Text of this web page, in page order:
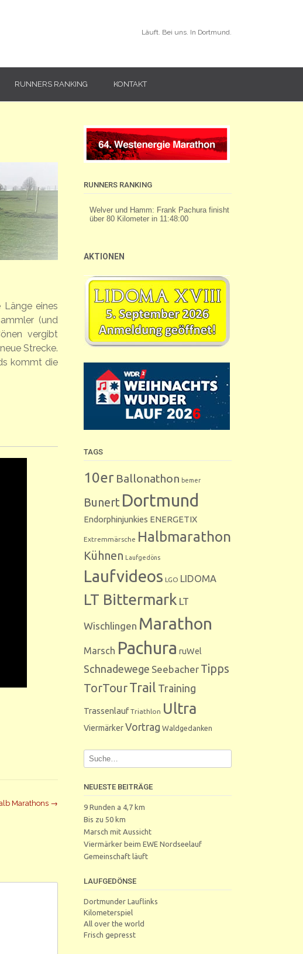
Läuft. Bei uns. In Dortmund.
RUNNERS RANKING KONTAKT
eines
(und
vergibt
Strecke.
kommt die
Marathons →
RUNNERS RANKING
AKTIONEN
TAGS
10er Ballonathon bemer
Bunert Dortmund
Endorphinjunkies ENERGETIX
Extremmärsche Halbmarathon
Kühnen Laufgedöns
Laufvideos LGO LIDOMA
LT Bittermark LT
Wischlingen Marathon
Marsch Pachura ruWel
Schnadewege Seebacher Tipps
TorTourTrail Training
Trassenlauf Triathlon Ultra
ViermärkerVortrag Waldgedanken
NEUESTE BEITRÄGE
9 Runden a 4,7 km
Bis zu 50 km
Marsch mit Aussicht
Viermärker beim EWE Nordseelauf
Gemeinschaft läuft
LAUFGEDÖNSE
Dortmunder Lauflinks
Kilometerspiel
All over the world
Frisch gepresst